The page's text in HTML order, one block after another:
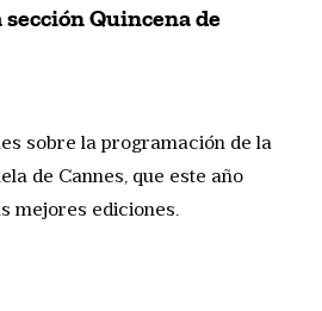
Quincena de
sobre la programación de la
de Cannes, que este año
mejores ediciones.